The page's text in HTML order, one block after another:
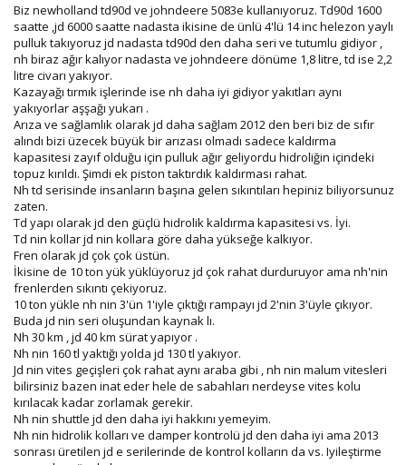
l
a
t
a
n
a
r
i
h
i
Biz newholland td90d ve johndeere 5083e kullanıyoruz. Td90d 1600
saatte ,jd 6000 saatte nadasta ikisine de ünlü 4'lü 14 inc helezon yaylı
pulluk takıyoruz jd nadasta td90d den daha seri ve tutumlu gidiyor ,
nh biraz ağır kalıyor nadasta ve johndeere dönüme 1,8 litre, td ise 2,2
litre civarı yakıyor.
Kazayağı tırmık işlerinde ise nh daha iyi gidiyor yakıtları aynı
yakıyorlar aşşağı yukarı .
Arıza ve sağlamlık olarak jd daha sağlam 2012 den beri biz de sıfır
alındı bizi üzecek büyük bir arızası olmadı sadece kaldırma
kapasitesi zayıf olduğu için pulluk ağır geliyordu hidroliğin içindeki
topuz kırıldı. Şimdi ek piston taktırdık kaldırması rahat.
Nh td serisinde insanların başına gelen sıkıntıları hepiniz biliyorsunuz
zaten.
Td yapı olarak jd den güçlü hidrolik kaldırma kapasitesi vs. İyi.
Td nin kollar jd nin kollara göre daha yükseğe kalkıyor.
Fren olarak jd çok çok üstün.
İkisine de 10 ton yük yüklüyoruz jd çok rahat durduruyor ama nh'nin
frenlerden sıkıntı çekiyoruz.
10 ton yükle nh nin 3'ün 1'iyle çıktığı rampayı jd 2'nin 3'üyle çıkıyor.
Buda jd nin seri oluşundan kaynak lı.
Nh 30 km , jd 40 km sürat yapıyor .
Nh nin 160 tl yaktığı yolda jd 130 tl yakıyor.
Jd nin vites geçişleri çok rahat aynı araba gibi , nh nin malum vitesleri
bilirsiniz bazen inat eder hele de sabahları nerdeyse vites kolu
kırılacak kadar zorlamak gerekir.
Nh nin shuttle jd den daha iyi hakkını yemeyim.
Nh nin hidrolik kolları ve damper kontrolü jd den daha iyi ama 2013
sonrası üretilen jd e serilerinde de kontrol kolların da vs. Iyileştirme